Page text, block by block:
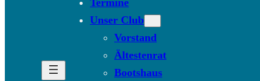
Unser Club
Vorstand
Ältestenrat
Bootshaus